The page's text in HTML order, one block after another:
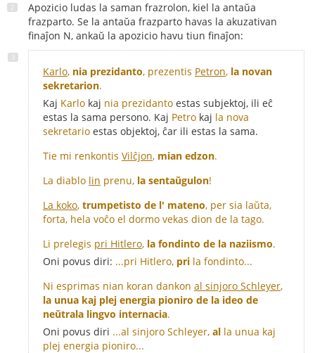
Apozicio ludas la saman frazrolon, kiel la antaŭa
frazparto. Se la antaŭa frazparto havas la akuzativan
finaĵon N, ankaŭ la apozicio havu tiun finaĵon:
Karlo, nia prezidanto, prezentis Petron, la novan
sekretarion.
Kaj Karlo kaj nia prezidanto estas subjektoj, ili eĉ
estas la sama persono. Kaj Petro kaj la nova
sekretario estas objektoj, ĉar ili estas la sama.
Tie mi renkontis Vilĉjon, mian edzon.
La diablo lin prenu, la sentaŭgulon!
La koko, trumpetisto de l' mateno, per sia laŭta,
forta, hela voĉo el dormo vekas dion de la tago.
Li prelegis pri Hitlero, la fondinto de la naziismo.
Oni povus diri: ...pri Hitlero, pri la fondinto...
Ni esprimas nian koran dankon al sinjoro Schleyer,
la unua kaj plej energia pioniro de la ideo de
neŭtrala lingvo internacia.
Oni povus diri ...al sinjoro Schleyer, al la unua kaj
plej energia pioniro...